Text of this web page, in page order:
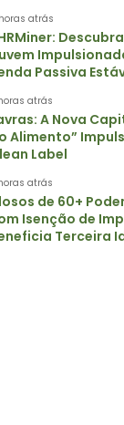
atrás
Passiva
horas atrás
A Nova
Alimento”
Label
horas atrás
de 60+
Isenção de
Terceira